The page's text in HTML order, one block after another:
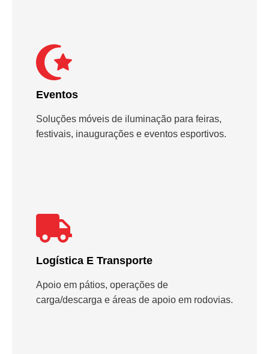
Eventos
Soluções móveis de iluminação para feiras,
festivais, inaugurações e eventos esportivos.
Logística E Transporte
Apoio em pátios, operações de
carga/descarga e áreas de apoio em rodovias.